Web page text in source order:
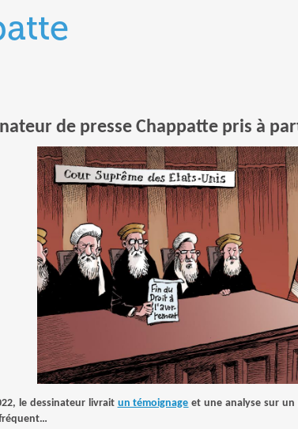
de presse Chappatte pris à
le dessinateur livrait un témoignage et une analyse sur